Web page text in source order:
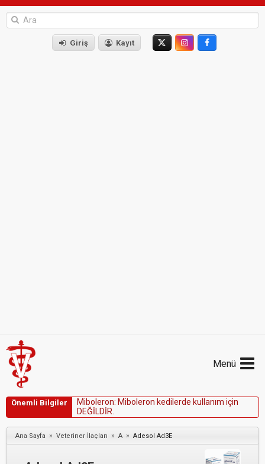
Giriş Kayıt
Menü
Önemli Bilgiler Mibo eron: Mibo eron kedi erde ku anım için
DEĞİLDİR
Ana Sayfa » Veteriner İlaçları » A » Adesol Ad3E